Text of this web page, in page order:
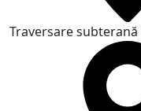
Traversare subterană